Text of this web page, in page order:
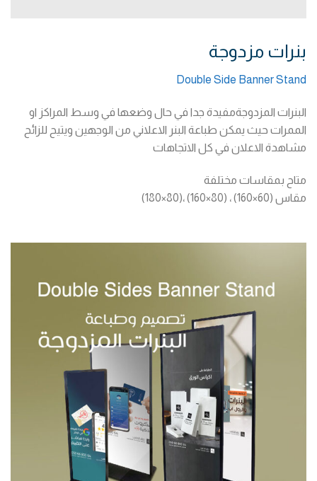
بنرات مزدوجة
Double Side Banner Stand
البنرات المزدوجةمفيدة جدا في حال وضعها في وسط المراكز او
الممرات حيث يمكن طباعة البنر الاعلاني من الوجهين ويتيح للزائح
مشاهدة الاعلان في كل الاتجاهات
متاح بمقاسات مختلفة
مقاس (60×160) ، (80×160) ،(80×180)